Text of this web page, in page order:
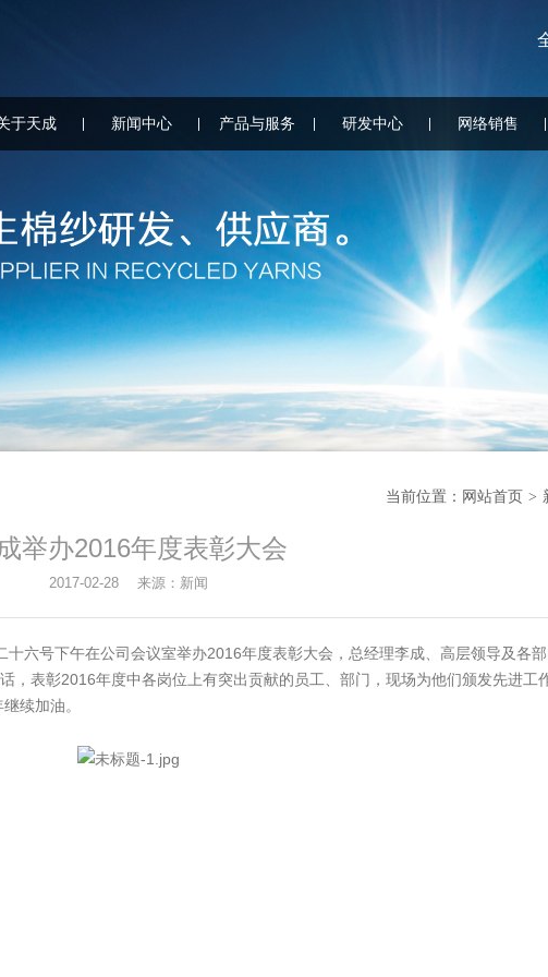
于天成 新闻中心 产品与服务 研发中心 网络销售
当前位置： 网站首页 >
举办2016年度表彰大会
2017-02-28 来源：新闻
号下午在公司会议室举办2016年度表彰大会，总经理李成、高层领导及各部
表彰2016年度中各岗位上有突出贡献的员工、部门，现场为他们颁发先进工
续加油。